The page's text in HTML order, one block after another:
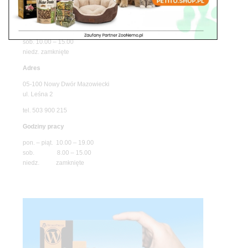
tel./fax. 22 784 71 96
Godziny pracy
pon. – piąt. 10.00 – 19.00
sob. 10.00 – 15.00
niedz. zamknięte
Adres
05-100 Nowy Dwór Mazowiecki
ul. Leśna 2
tel. 503 900 215
Godziny pracy
pon. – piąt. 10.00 – 19.00
sob. 8.00 – 15.00
niedz. zamknięte